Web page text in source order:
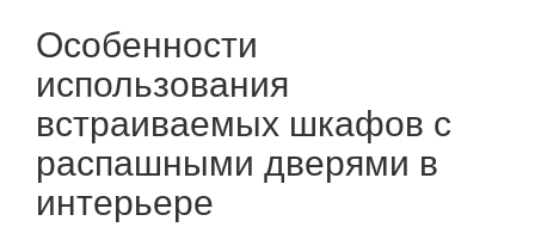
Особенности
использования
встраиваемых шкафов с
распашными дверями в
интерьере